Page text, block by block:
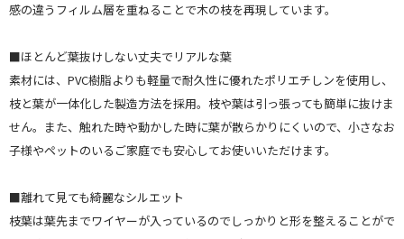
感の違うフィルム層を重ねることで木の枝を再現しています。
■ほとんど葉抜けしない丈夫でリアルな葉
素材には、PVC樹脂よりも軽量で耐久性に優れたポリエチしンを使用し、
枝と葉が一体化した製造方法を採用。枝や葉は引っ張っても簡単に抜けま
せん。また、触れた時や動かした時に葉が散らかりにくいので、小さなお
子様やペットのいるご家庭でも安心してお使いいただけます。
■離れて見ても綺麗なシルエット
枝葉は葉先までワイヤーが入っているのでしっかりと形を整えることがで